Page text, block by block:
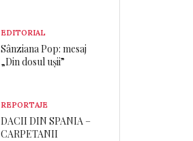
EDITORIAL
Sânziana Pop: mesaj
„Din dosul ușii”
REPORTAJE
DACII DIN SPANIA –
CARPETANII